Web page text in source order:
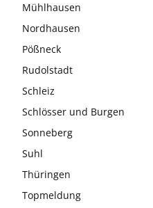
Mühlhausen
Nordhausen
Pößneck
Rudolstadt
Schleiz
Schlösser und Burgen
Sonneberg
Suhl
Thüringen
Topmeldung